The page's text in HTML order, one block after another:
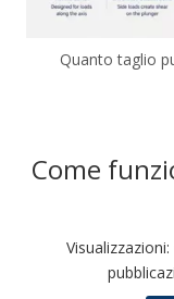
Quanto taglio
Come
Visualizzazioni: